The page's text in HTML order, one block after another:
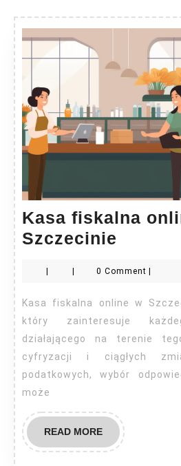
Kasa fiskalna
Szczecinie
online
w
| | 0 Comment |
Kasa fiskalna online w Szczecinie jest tematem,
który zainteresuje
działającego na terenie
cyfryzacji i ciągłych
podatkowych, wybór
może
READ MOREREAD
MORE